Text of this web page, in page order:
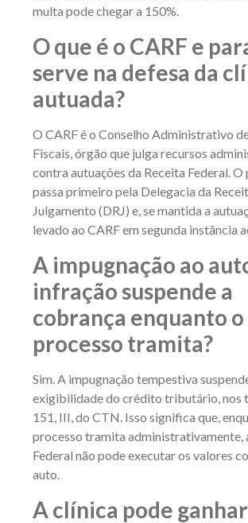
multa pode chegar a 150%.
O que é o CARF e
serve na defesa da
autuada?
O CARF é o Conselho Administrativo
Fiscais, órgão que julga recursos
contra autuações da Receita Federal. O
passa primeiro pela Delegacia da
Julgamento (DRJ) e, se mantida a
levado ao CARF em segunda instância
A impugnação ao
infração suspende a
cobrança enquanto o
processo tramita?
Sim. A impugnação tempestiva
exigibilidade do crédito tributário, nos
151, III, do CTN. Isso significa que,
processo tramita administrativamente,
Federal não pode executar os valores
auto.
A clínica pode